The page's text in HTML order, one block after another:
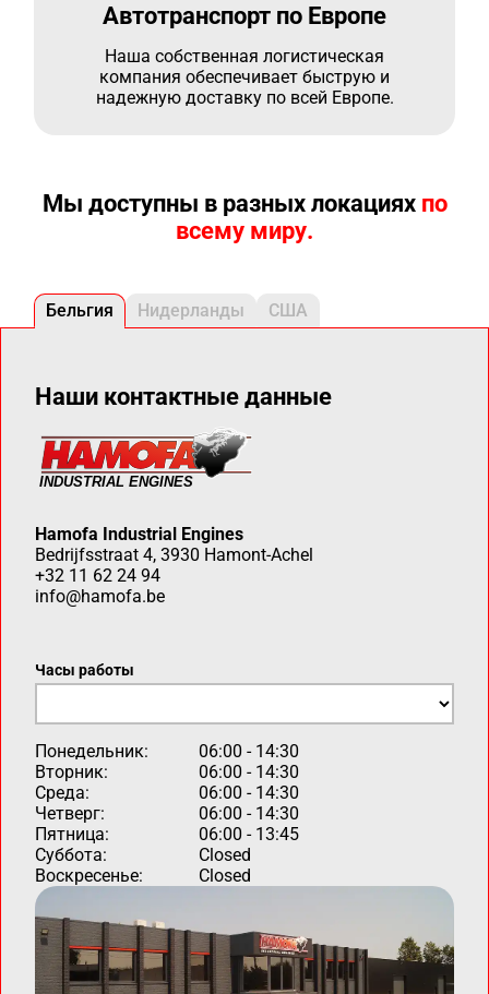
Автотранспорт по Европе
Наша собственная логистическая
компания обеспечивает быструю и
надежную доставку по всей Европе.
Мы доступны в разных локациях по
всему миру.
Бельгия Нидерланды США
Наши контактные данные
Hamofa Industrial Engines
Bedrijfsstraat 4, 3930 Hamont-Achel
+32 11 62 24 94
info@hamofa.be
Часы работы
Понедельник:
06:00 - 14:30
Вторник:
06:00 - 14:30
Среда:
06:00 - 14:30
Четверг:
06:00 - 14:30
Пятница:
06:00 - 13:45
Суббота:
Closed
Воскресенье:
Closed